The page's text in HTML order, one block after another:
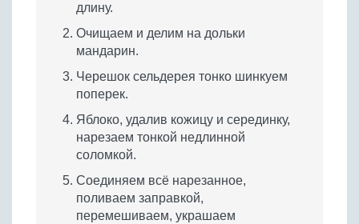
длину.
Очищаем и делим на дольки
мандарин.
Черешок сельдерея тонко шинкуем
поперек.
Яблоко, удалив кожицу и серединку,
нарезаем тонкой недлинной
соломкой.
Соединяем всё нарезанное,
поливаем заправкой,
перемешиваем, украшаем